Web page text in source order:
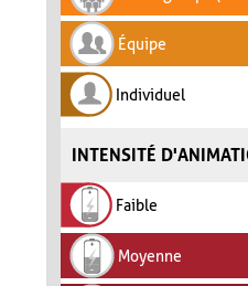
Équipe
Individuel
INTENSITÉ
Faible
Moyenne